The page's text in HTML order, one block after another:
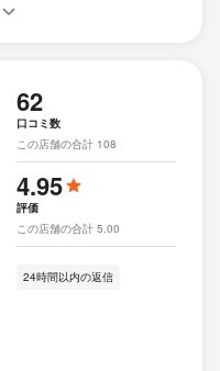
62
口コミ数
この店舗の合計 108
4.95
評価
この店舗の合計 5.00
24時間以内の返信